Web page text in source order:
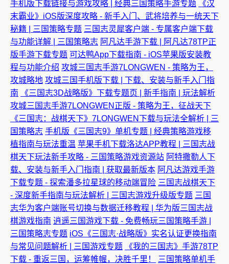
手机版下载链接与游戏攻略 | 经典三国策略手游专题
《汉
末霸业》iOS版深度攻略 - 新手入门、武将培养与一统天下
秘籍 | 三国策略专题 三国志灵犀客户端 - 专属客户端下载
与功能详解 | 三国策略志 阿凡达手游下载 | 阿凡达78TP正
版手游下载专题 可达鸭App下载指南 - iOS苹果版安装教
程与功能介绍 攻城三国志手游7LONGWEN - 策略为王，
攻城略地 攻城三国手机版下载 | 下载、安装与新手入门指
南
《三国志3D战略版》下载专题页 | 新手指南 | 玩法解析
攻城三国志手游7LONGWEN正版 - 策略为王，征战天下
《三国志：战棋天下》7LONGWEN下载与玩法全解析 | 三
国策略志 手机版《三国志9》单机专题 | 经典策略游戏移
植指南与玩法重温 苹果手机下载洛达APP教程 | 三国志战
棋天下玩法新手攻略 - 三国策略游戏资源站 阿特撒勒人下
载、安装与新手入门指南 | 获取最新版本 阿凡达游戏手游
下载专题 - 探索潘多拉星球的移动端冒险 三国志战棋天下
- 深度新手指南与玩法解析 | 三国志游戏升级版专题 三国
志华为客户端账号切换与数据迁移教程 | 华为版三国志战
棋游戏指南 逍遥三国游戏下载 - 免费畅玩三国策略手游 |
三国策略志专题 iOS《三国志·战略版》实名认证更换指南
与常见问题解析 | 三国游戏专题
《我的三国志》手游78TP
下载 - 重返三国，运筹帷幄，决胜千里！
三国策略单机手